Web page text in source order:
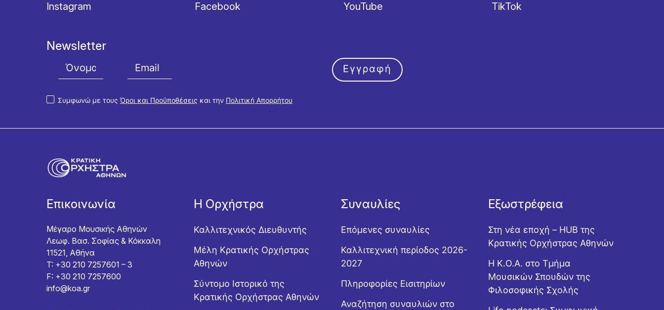
Instagram Facebook YouTube TikTok
Newsletter
Συμφωνώ με τουςΌροι και Προϋποθέσεις και την Πολιτική Απορρήτου
Εγγραφή
Επικοινωνία
Μέγαρο Μουσικής Αθηνών
Λεωφ. Βασ. Σοφίας & Κόκκαλη
11521, Αθήνα
T: +30 210 7257601 – 3
F: +30 210 7257600
info@koa.gr
Η Ορχήστρα
Καλλιτεχνικός Διευθυντής
Μέλη Κρατικής Ορχήστρας
Αθηνών
Σύντομο Ιστορικό της
Κρατικής Ορχήστρας Αθηνών
Συναυλίες
Επόμενες συναυλίες
Καλλιτεχνική περίοδος 2026-
2027
Πληροφορίες Εισιτηρίων
Αναζήτηση συναυλιών στο
Εξωστρέφεια
Στη νέα εποχή – HUB της
Κρατικής Ορχήστρας Αθηνών
Η Κ.Ο.Α. στο Τμήμα
Μουσικών Σπουδών της
Φιλοσοφικής Σχολής